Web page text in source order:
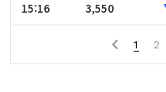
15:16
15:16 3,550
1 2